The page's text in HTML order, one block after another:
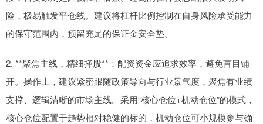
险，极易触发平仓线。建议将杠杆比例控制在自身风险承受能力
的保守范围内，预留充足的保证金安全垫。
2. **聚焦主线，精细择股**：配资资金应追求效率，避免盲目铺
开。操作上，建议紧密跟随政策导向与行业景气度，聚焦有业绩
支撑、逻辑清晰的市场主线。采用“核心仓位+机动仓位”的模式，
核心仓位配置于趋势相对稳健的标的，机动仓位可小规模参与确